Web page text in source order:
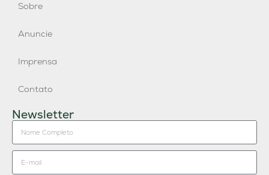
Sobre
Anuncie
Imprensa
Contato
Newsletter